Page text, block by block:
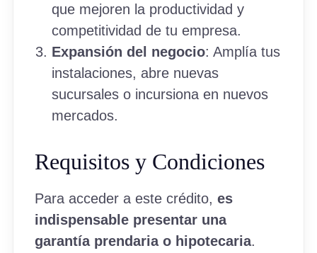
que mejoren la productividad y
competitividad de tu empresa.
Expansión del negocio: Amplía tus
instalaciones, abre nuevas
sucursales o incursiona en nuevos
mercados.
Requisitos y Condiciones
Para acceder a este crédito, es
indispensable presentar una
garantía prendaria o hipotecaria.